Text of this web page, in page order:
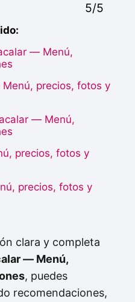
5/5
— Menú,
precios, fotos y
— Menú,
precios, fotos y
precios, fotos y
clara y completa
— Menú,
, puedes
recomendaciones,